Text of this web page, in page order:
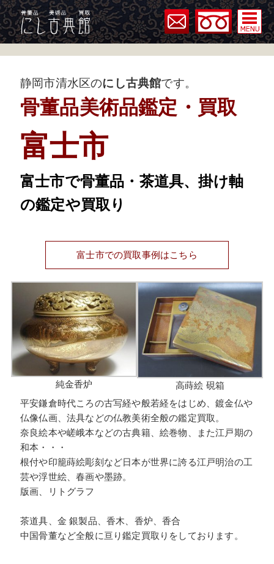
静岡市清水区のにし古典館です。
骨董品美術品鑑定・買取
富士市
富士市で骨董品・茶道具、掛け軸
の鑑定や買取り
富士市での買取事例はこちら
純金香炉
高蒔絵 硯箱
平安鎌倉時代ころの古写経や般若経をはじめ、鍍金仏や
仏像仏画、法具などの仏教美術全般の鑑定買取。
奈良絵本や嵯峨本などの古典籍、絵巻物、また江戸期の
和本・・・
根付や印籠蒔絵彫刻など日本が世界に誇る江戸明治の工
芸や浮世絵、春画や墨跡。
版画、リトグラフ
茶道具、金 銀製品、香木、香炉、香合
中国骨董など全般に亘り鑑定買取りをしております。